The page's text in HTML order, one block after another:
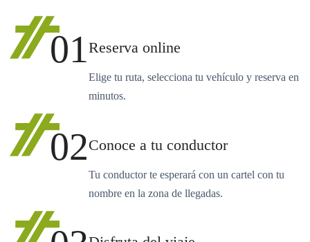
01Reserva online
Elige tu ruta, selecciona tu vehículo y reserva en
minutos.
02Conoce a tu conductor
Tu conductor te esperará con un cartel con tu
nombre en la zona de llegadas.